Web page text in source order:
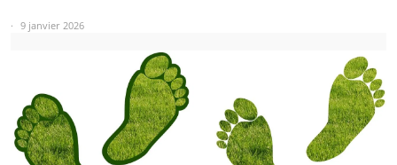
9 janvier 2026